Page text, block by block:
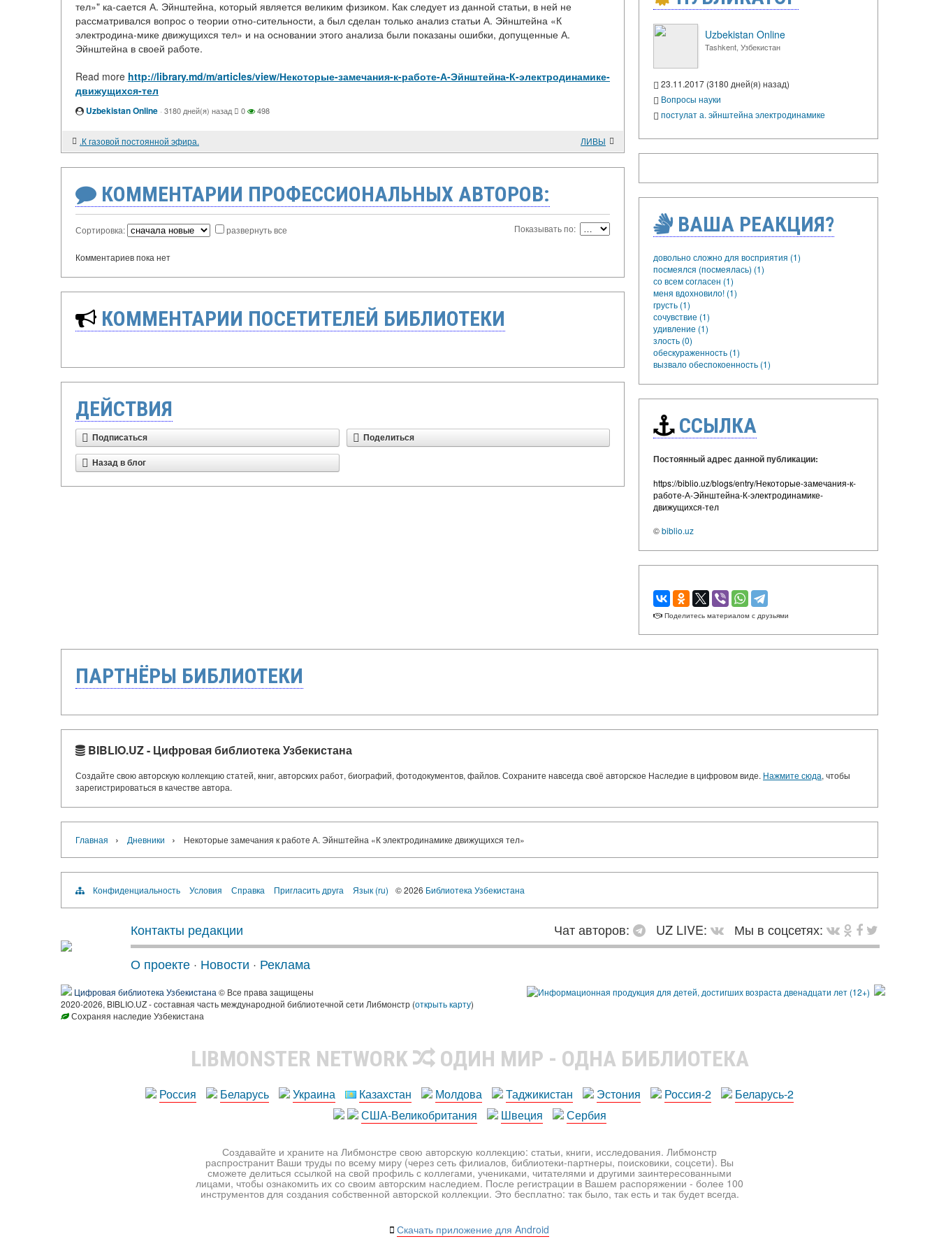
тел»" ка-сается А. Эйнштейна, который является великим физиком. Как следует из данной статьи, в ней не
рассматривался вопрос о теории отно-сительности, а был сделан только анализ статьи А. Эйнштейна «К
электродина-мике движущихся тел» и на основании этого анализа были показаны ошибки, допущенные А.
Эйнштейна в своей работе.
Read more http://library.md/m/articles/view/Некоторые-замечания-к-работе-А-Эйнштейна-К-электродинамике-
движущихся-тел
Uzbekistan Online · 3180 дней(я) назад 0 498
.К газовой постоянной эфира. ЛИВЫ
КОММЕНТАРИИ ПРОФЕССИОНАЛЬНЫХ АВТОРОВ:
Сортировка: развернуть все Показывать по:
Комментариев пока нет
КОММЕНТАРИИ ПОСЕТИТЕЛЕЙ БИБЛИОТЕКИ
ДЕЙСТВИЯ
Подписаться Поделиться
Назад в блог
Uzbekistan Online
Tashkent, Узбекистан
23.11.2017 (3180 дней(я) назад)
Вопросы науки
постулат а. эйнштейна электродинамике
ВАША РЕАКЦИЯ?
довольно сложно для восприятия (1)
посмеялся (посмеялась) (1)
со всем согласен (1)
меня вдохновило! (1)
грусть (1)
сочувствие (1)
удивление (1)
злость (0)
обескураженность (1)
вызвало обеспокоенность (1)
ССЫЛКА
Постоянный адрес данной публикации:
https://biblio.uz/blogs/entry/Некоторые-замечания-к-
работе-А-Эйнштейна-К-электродинамике-
движущихся-тел
©biblio.uz
Поделитесь материалом с друзьями
ПАРТНЁРЫ БИБЛИОТЕКИ
BIBLIO.UZ - Цифровая библиотека Узбекистана
Создайте свою авторскую коллекцию статей, книг, авторских работ, биографий, фотодокументов, файлов. Сохраните навсегда своё авторское Наследие в цифровом виде. Нажмите сюда, чтобы
зарегистрироваться в качестве автора.
Главная › Дневники › Некоторые замечания к работе А. Эйнштейна «К электродинамике движущихся тел»
Конфиденциальность Условия Справка Пригласить друга Язык (ru) © 2026 Библиотека Узбекистана
Контакты редакции Чат авторов: UZ LIVE:
Мы в соцсетях:
О проекте · Новости · Реклама
Цифровая библиотека Узбекистана © Все права защищены
2020-2026, BIBLIO.UZ - составная часть международной библиотечной сети Либмонстр (открыть карту)
Сохраняя наследие Узбекистана
LIBMONSTER NETWORK ОДИН МИР - ОДНА БИБЛИОТЕКА
Россия Беларусь Украина Казахстан Молдова Таджикистан Эстония Россия-2
Беларусь-2
США-Великобритания
Швеция Сербия
Создавайте и храните на Либмонстре свою авторскую коллекцию: статьи, книги, исследования. Либмонстр
распространит Ваши труды по всему миру (через сеть филиалов, библиотеки-партнеры, поисковики, соцсети). Вы
сможете делиться ссылкой на свой профиль с коллегами, учениками, читателями и другими заинтересованными
лицами, чтобы ознакомить их со своим авторским наследием. После регистрации в Вашем распоряжении - более 100
инструментов для создания собственной авторской коллекции. Это бесплатно: так было, так есть и так будет всегда.
Скачать приложение для Android